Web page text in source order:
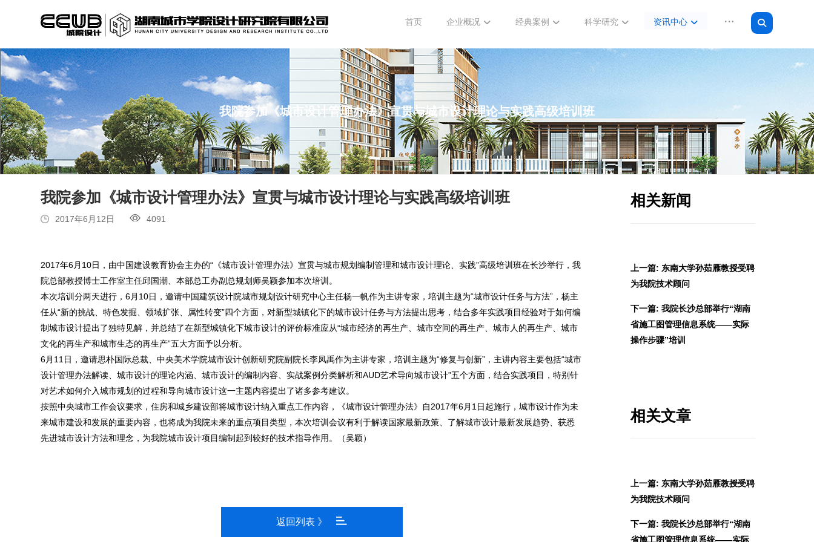
首页 企业概况 经典案例 科学研究 资讯中心
我院参加《城市设计管理办法》宣贯与​​​城市设计理论与实践高级培训班
我院参加《城市设计管理办法》宣贯与​​​城市设计理论与实践高级培训班
2017年6月12日 4091
2017年6月10日，由中国建设教育协会主办的“《城市设计管理办法》宣贯与城市规划编制管理和城市设计理论、实践”高级培训班在长沙举行，我
院总部教授博士工作室主任邱国潮、本部总工办副总规划师吴颖参加本次培训。
本次培训分两天进行，6月10日，邀请中国建筑设计院城市规划设计研究中心主任杨一帆作为主讲专家，培训主题为“城市设计任务与方法”，杨主
任从“新的挑战、特色发掘、领域扩张、属性转变”四个方面，对新型城镇化下的城市设计任务与方法提出思考，结合多年实践项目经验对于如何编
制城市设计提出了独特见解，并总结了在新型城镇化下城市设计的评价标准应从“城市经济的再生产、城市空间的再生产、城市人的再生产、城市
文化的再生产和城市生态的再生产”五大方面予以分析。
6月11日，邀请思朴国际总裁、中央美术学院城市设计创新研究院副院长李凤禹作为主讲专家，培训主题为“修复与创新”，主讲内容主要包括“城市
设计管理办法解读、城市设计的理论内涵、城市设计的编制内容、实战案例分类解析和AUD艺术导向城市设计”五个方面，结合实践项目，特别针
对艺术如何介入城市规划的过程和导向城市设计这一主题内容提出了诸多参考建议。
按照中央城市工作会议要求，住房和城乡建设部将城市设计纳入重点工作内容，《城市设计管理办法》自2017年6月1日起施行，城市设计作为未
来城市建设和发展的重要内容，也将成为我院未来的重点项目类型，本次培训会议有利于解读国家最新政策、了解城市设计最新发展趋势、获悉
先进城市设计方法和理念，为我院城市设计项目编制起到较好的技术指导作用。（吴颖）
返回列表 》
相关新闻
上一篇: 东南大学孙茹雁教授受聘
为我院技术顾问
下一篇: 我院长沙总部举行“湖南
省施工图管理信息系统——实际
操作步骤”培训
相关文章
上一篇: 东南大学孙茹雁教授受聘
为我院技术顾问
下一篇: 我院长沙总部举行“湖南
省施工图管理信息系统——实际